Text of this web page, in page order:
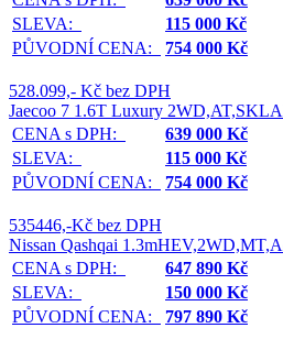
SLEVA:
115 000 Kč
PŮVODNÍ CENA:
754 000 Kč
528.099,- Kč bez DPH
Jaecoo 7 1.6T Luxury
CENA s DPH:
639 000 Kč
SLEVA:
115 000 Kč
PŮVODNÍ CENA:
754 000 Kč
535446,-Kč bez DPH
Nissan Qashqai
CENA s DPH:
647 890 Kč
SLEVA:
150 000 Kč
PŮVODNÍ CENA:
797 890 Kč